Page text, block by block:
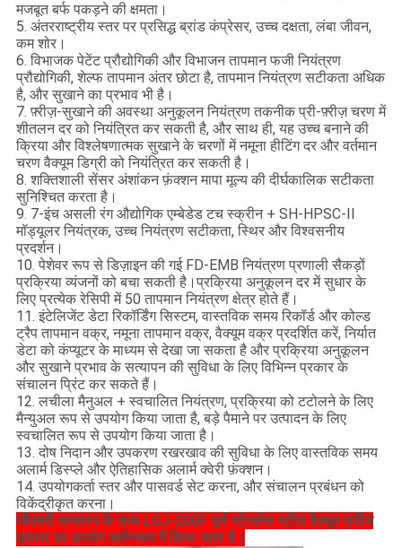
मजबूत बर्फ पकड़ने की क्षमता।
5. अंतरराष्ट्रीय स्तर पर प्रसिद्ध ब्रांड कंप्रेसर, उच्च दक्षता, लंबा जीवन,
कम शोर।
6. विभाजक पेटेंट प्रौद्योगिकी और विभाजन तापमान फजी नियंत्रण
प्रौद्योगिकी, शेल्फ तापमान अंतर छोटा है, तापमान नियंत्रण सटीकता अधिक
है, और सुखाने का प्रभाव भी है।
7. फ़्रीज़-सुखाने की अवस्था अनुकूलन नियंत्रण तकनीक प्री-फ़्रीज़ चरण में
शीतलन दर को नियंत्रित कर सकती है, और साथ ही, यह उच्च बनाने की
क्रिया और विश्लेषणात्मक सुखाने के चरणों में नमूना हीटिंग दर और वर्तमान
चरण वैक्यूम डिग्री को नियंत्रित कर सकती है।
8. शक्तिशाली सेंसर अंशांकन फ़ंक्शन मापा मूल्य की दीर्घकालिक सटीकता
सुनिश्चित करता है।
9. 7-इंच असली रंग औद्योगिक एम्बेडेड टच स्क्रीन + SH-HPSC-II
मॉड्यूलर नियंत्रक, उच्च नियंत्रण सटीकता, स्थिर और विश्वसनीय
प्रदर्शन।
10. पेशेवर रूप से डिज़ाइन की गई FD-EMB नियंत्रण प्रणाली सैकड़ों
प्रक्रिया व्यंजनों को बचा सकती है।प्रक्रिया अनुकूलन दर में सुधार के
लिए प्रत्येक रेसिपी में 50 तापमान नियंत्रण क्षेत्र होते हैं।
11. इंटेलिजेंट डेटा रिकॉर्डिंग सिस्टम, वास्तविक समय रिकॉर्ड और कोल्ड
ट्रैप तापमान वक्र, नमूना तापमान वक्र, वैक्यूम वक्र प्रदर्शित करें, निर्यात
डेटा को कंप्यूटर के माध्यम से देखा जा सकता है और प्रक्रिया अनुकूलन
और सुखाने प्रभाव के सत्यापन की सुविधा के लिए विभिन्न प्रकार के
संचालन प्रिंट कर सकते हैं।
12. लचीला मैनुअल + स्वचालित नियंत्रण, प्रक्रिया को टटोलने के लिए
मैन्युअल रूप से उपयोग किया जाता है, बड़े पैमाने पर उत्पादन के लिए
स्वचालित रूप से उपयोग किया जाता है।
13. दोष निदान और उपकरण रखरखाव की सुविधा के लिए वास्तविक समय
अलार्म डिस्प्ले और ऐतिहासिक अलार्म क्वेरी फ़ंक्शन।
14. उपयोगकर्ता स्तर और पासवर्ड सेट करना, और संचालन प्रबंधन को
विकेंद्रीकृत करना।
जीएमपी सत्यापन के साथ LGJ-200F पूर्ण स्टेनलेस स्टील वैक्यूम फ्रीज
ड्रायर का उपयोग क्लीनरूम में किया जाता है।